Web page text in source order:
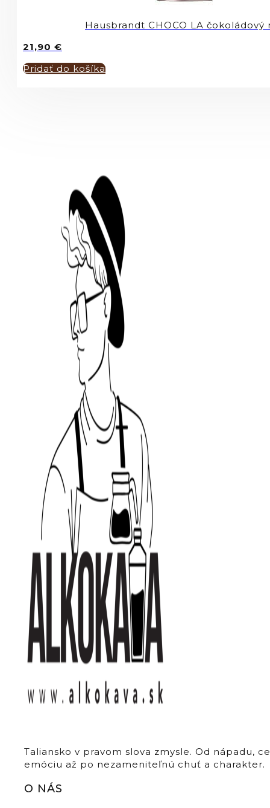
Hausbrandt CHOCO LA čokoládový
21,90 €
Pridať do košíka
Taliansko v pravom slova zmysle. Od nápadu,
emóciu až po nezameniteľnú chuť a charakter.
O NÁS